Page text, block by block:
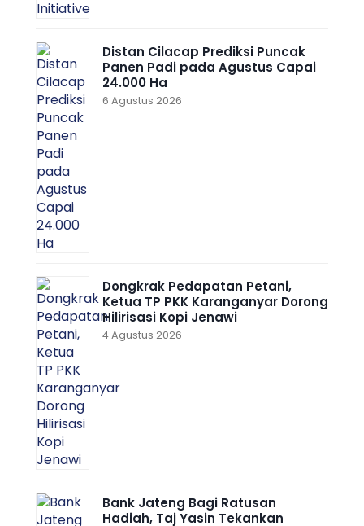
Distan Cilacap Prediksi Puncak
Panen Padi pada Agustus Capai
24.000 Ha
6 Agustus 2026
Dongkrak Pedapatan Petani,
Ketua TP PKK Karanganyar Dorong
Hilirisasi Kopi Jenawi
4 Agustus 2026
Bank Jateng Bagi Ratusan
Hadiah, Taj Yasin Tekankan